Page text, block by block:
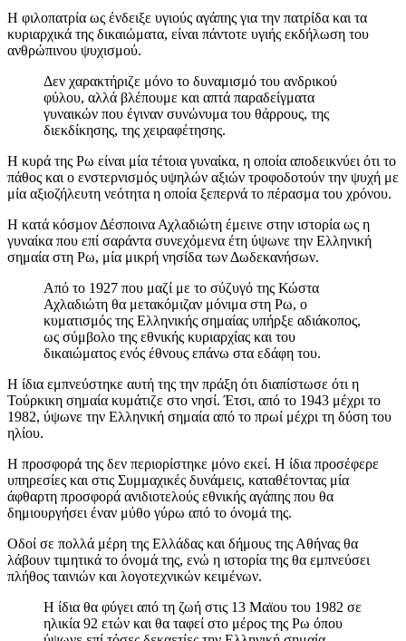
Η φιλοπατρία ως ένδειξε υγιούς αγάπης για την πατρίδα και τα
κυριαρχικά της δικαιώματα, είναι πάντοτε υγιής εκδήλωση του
ανθρώπινου ψυχισμού.
Δεν χαρακτήριζε μόνο το δυναμισμό του ανδρικού
φύλου, αλλά βλέπουμε και απτά παραδείγματα
γυναικών που έγιναν συνώνυμα του θάρρους, της
διεκδίκησης, της χειραφέτησης.
Η κυρά της Ρω είναι μία τέτοια γυναίκα, η οποία αποδεικνύει ότι το
πάθος και ο ενστερνισμός υψηλών αξιών τροφοδοτούν την ψυχή με
μία αξιοζήλευτη νεότητα η οποία ξεπερνά το πέρασμα του χρόνου.
Η κατά κόσμον Δέσποινα Αχλαδιώτη έμεινε στην ιστορία ως η
γυναίκα που επί σαράντα συνεχόμενα έτη ύψωνε την Ελληνική
σημαία στη Ρω, μία μικρή νησίδα των Δωδεκανήσων.
Από το 1927 που μαζί με το σύζυγό της Κώστα
Αχλαδιώτη θα μετακόμιζαν μόνιμα στη Ρω, ο
κυματισμός της Ελληνικής σημαίας υπήρξε αδιάκοπος,
ως σύμβολο της εθνικής κυριαρχίας και του
δικαιώματος ενός έθνους επάνω στα εδάφη του.
Η ίδια εμπνεύστηκε αυτή της την πράξη ότι διαπίστωσε ότι η
Τούρκικη σημαία κυμάτιζε στο νησί. Έτσι, από το 1943 μέχρι το
1982, ύψωνε την Ελληνική σημαία από το πρωί μέχρι τη δύση του
ηλίου.
Η προσφορά της δεν περιορίστηκε μόνο εκεί. Η ίδια προσέφερε
υπηρεσίες και στις Συμμαχικές δυνάμεις, καταθέτοντας μία
άφθαρτη προσφορά ανιδιοτελούς εθνικής αγάπης που θα
δημιουργήσει έναν μύθο γύρω από το όνομά της.
Οδοί σε πολλά μέρη της Ελλάδας και δήμους της Αθήνας θα
λάβουν τιμητικά το όνομά της, ενώ η ιστορία της θα εμπνεύσει
πλήθος ταινιών και λογοτεχνικών κειμένων.
Η ίδια θα φύγει από τη ζωή στις 13 Μαϊου του 1982 σε
ηλικία 92 ετών και θα ταφεί στο μέρος της Ρω όπου